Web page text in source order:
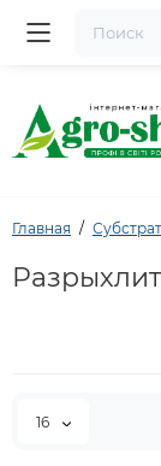
Главная
16